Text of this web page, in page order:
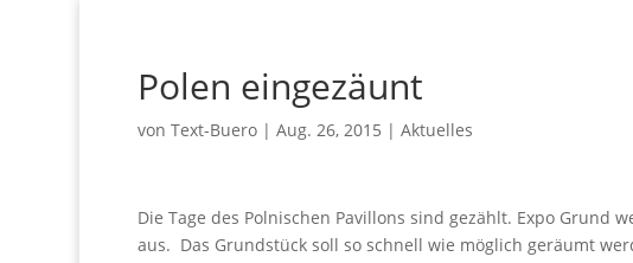
Polen eingezäunt
vonText-Buero |Aug. 26, 2015 |Aktuelles
Die Tage des Polnischen Pavillons sind gezählt. Expo Grund
aus. Das Grundstück soll so schnell wie möglich geräumt